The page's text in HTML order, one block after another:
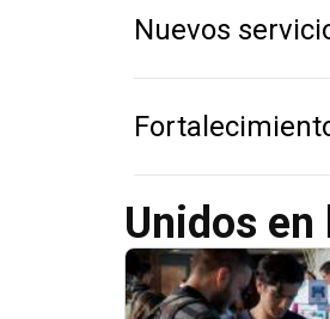
Nuevos
Unidos